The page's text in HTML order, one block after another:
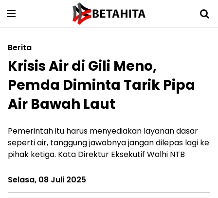
Berita
Krisis Air di Gili Meno,
Pemda Diminta Tarik Pipa
Air Bawah Laut
Pemerintah itu harus menyediakan layanan dasar
seperti air, tanggung jawabnya jangan dilepas lagi ke
pihak ketiga. Kata Direktur Eksekutif Walhi NTB
Selasa, 08 Juli 2025